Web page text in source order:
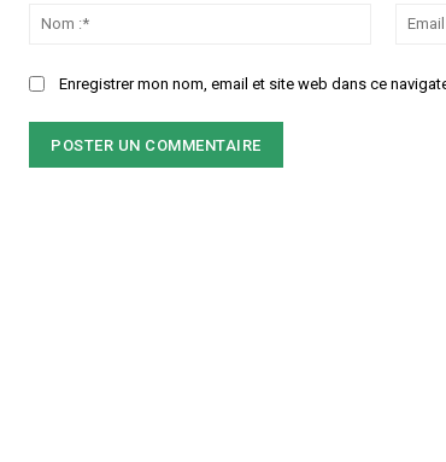
Nom
Enregistrer mon nom, email et site web dans ce